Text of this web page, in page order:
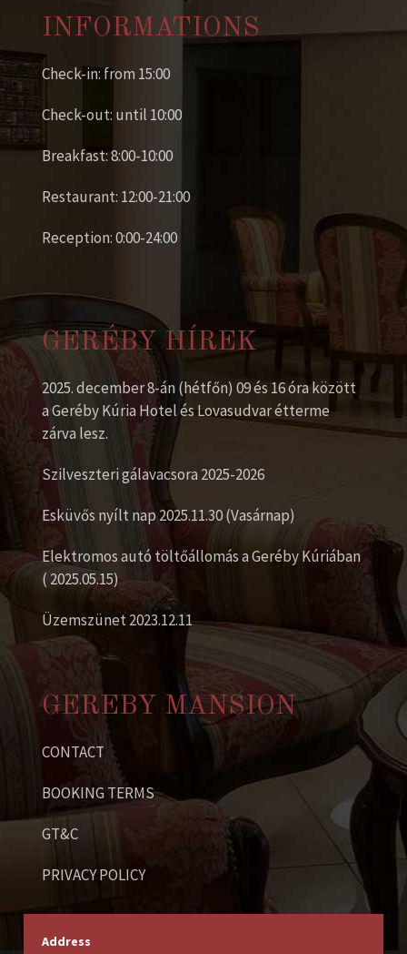
INFORMATIONS
Check-in: from 15:00
Check-out: until 10:00
Breakfast: 8:00-10:00
Restaurant: 12:00-21:00
Reception: 0:00-24:00
GERÉBY HÍREK
2025. december 8-án (hétfőn) 09 és 16 óra között
a Geréby Kúria Hotel és Lovasudvar étterme
zárva lesz.
Szilveszteri gálavacsora 2025-2026
Esküvős nyílt nap 2025.11.30 (Vasárnap)
Elektromos autó töltőállomás a Geréby Kúriában
( 2025.05.15)
Üzemszünet 2023.12.11
GEREBY MANSION
CONTACT
BOOKING TERMS
GT&C
PRIVACY POLICY
Address